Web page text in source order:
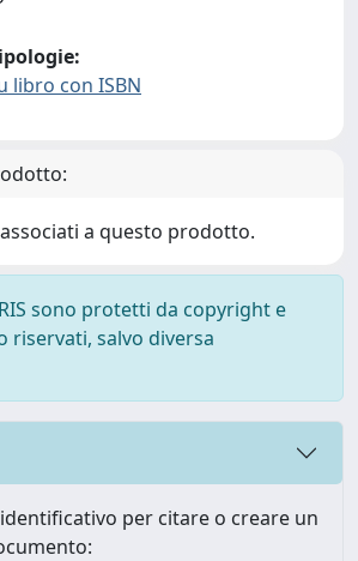
libro con ISBN
a questo prodotto.
sono protetti da copyright e
salvo diversa
per citare o creare un